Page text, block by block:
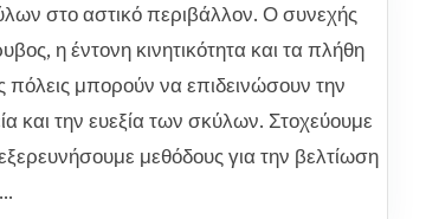
στο αστικό περιβάλλον. Ο συνεχής
η έντονη κινητικότητα και τα πλήθη
πόλεις μπορούν να επιδεινώσουν την
και την ευεξία των σκύλων. Στοχεύουμε
μεθόδους για την βελτίωση